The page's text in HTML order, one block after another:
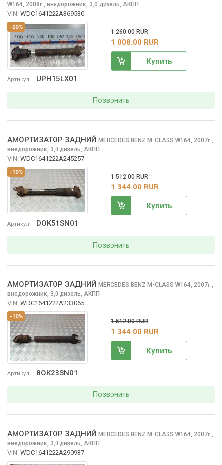
-20%
Артикул UPH15LX01
W164, 2008г. внедорожник, 3,0 дизель, АКПП
VIN: WDC1641222A369530
1 260.00 RUR
1 008.00 RUR
Купить
Позвонить
-10%
Артикул DOK51SN01
АМОРТИЗАТОР ЗАДНИЙ MERCEDES BENZ M-CLASS W164, 2007г.
внедорожник, 3,0 дизель, АКПП
VIN: WDC1641222A245257
1 512.00 RUR
1 344.00 RUR
Купить
Позвонить
-10%
Артикул 8OK23SN01
АМОРТИЗАТОР ЗАДНИЙ MERCEDES BENZ M-CLASS W164, 2007г.,
внедорожник, 3,0 дизель, АКПП
VIN: WDC1641222A233065
1 512.00 RUR
1 344.00 RUR
Купить
Позвонить
АМОРТИЗАТОР ЗАДНИЙ MERCEDES BENZ M-CLASS W164, 2007г.,
внедорожник, 3,0 дизель, АКПП
VIN: WDC1641222A290937